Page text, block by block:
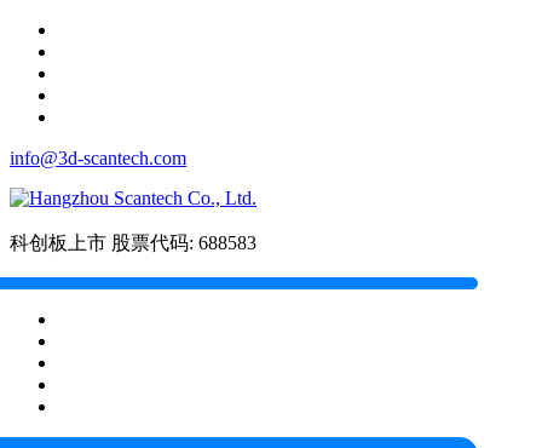
info@3d-scantech.com
科创板上市 股票代码: 688583